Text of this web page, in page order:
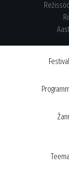
Festival
Programm